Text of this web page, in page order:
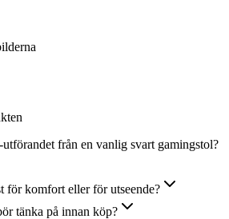
från en vanlig svart gamingstol?
för komfort eller för utseende?
tänka på innan köp?